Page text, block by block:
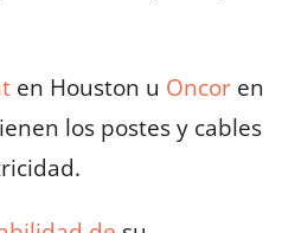
en Houston u Oncor en
los postes y cables